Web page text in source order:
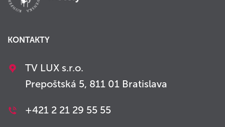
KONTAKTY
TV LUX s.r.o.
Prepoštská 5, 811 01 Bratislava
+421 2 21 29 55 55